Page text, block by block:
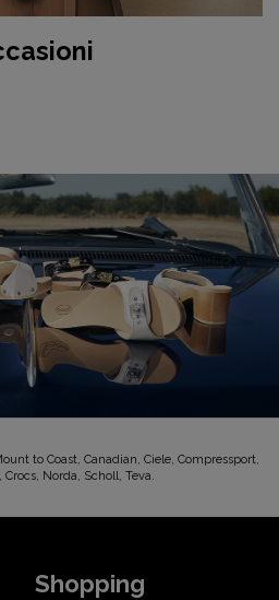
to Coast, Canadian, Ciele, Compressport,
Crocs, Norda, Scholl, Teva.
Shopping